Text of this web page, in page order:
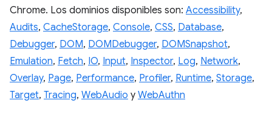
Chrome. Los dominios disponibles son: Accessibility,
Audits, CacheStorage, Console, CSS, Database,
Debugger, DOM, DOMDebugger, DOMSnapshot,
Emulation, Fetch, IO, Input, Inspector, Log, Network,
Overlay, Page, Performance, Profiler, Runtime, Storage,
Target, Tracing, WebAudio y WebAuthn